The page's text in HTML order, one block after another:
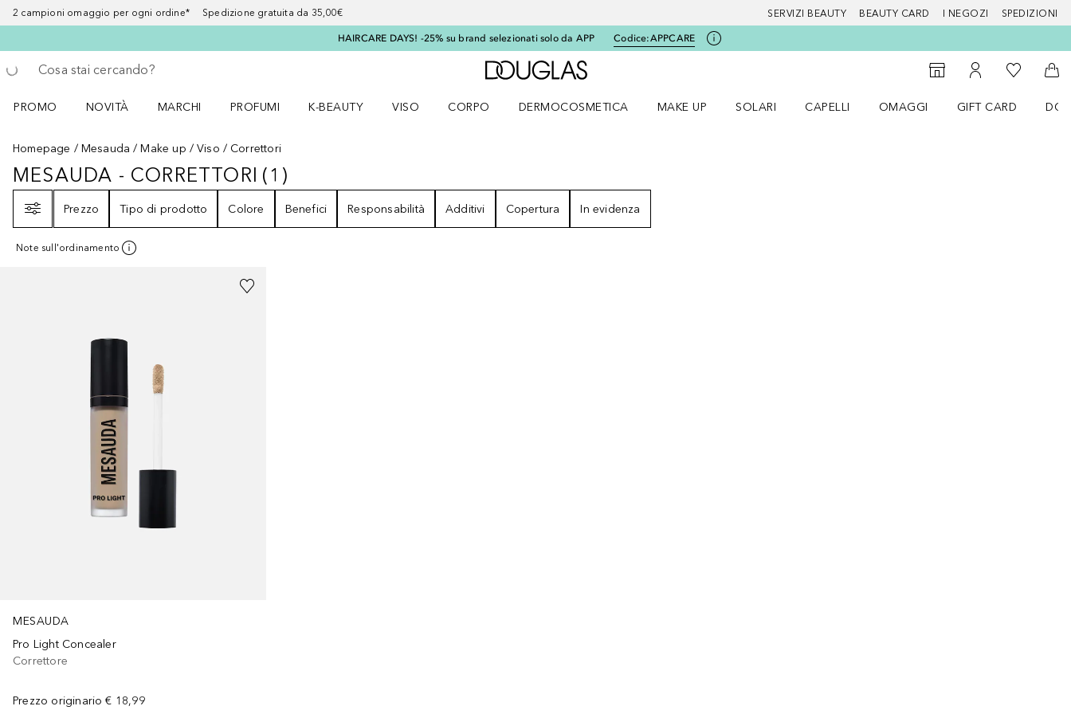
2 campioni omaggio per ogni ordine* Spedizione gratuita da 35,00€ SERVIZI BEAUTY BEAUTY CARD I NEGOZI SPEDIZIONI
HAIRCARE DAYS! -25% su brand selezionati solo da APP Codice:APPCARE
Torna indietro
Esegui ricerca
A Douglas Home
StorefinderAl Mio Account
Alla Mia
Al
PROMO
NOVITÀ
MARCHI
PROFUMI
K-BEAUTY
VISO
CORPO
DERMOCOSMETICA
MAKE UP
SOLARI
CAPELLI
OMAGGI
GIFT CARD
Homepage Mesauda Make up Viso Correttori
MESAUDA - CORRETTORI1
MESAUDA - CORRETTORI (1 )
Prezzo
Tipo di prodotto Colore Benefici Responsabilità Additivi Copertura In evidenza
Note sull'ordinamento
MESAUDA
Pro Light Concealer
Correttore
Prezzo originario € 18,99
+6